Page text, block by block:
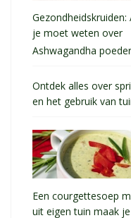
Gezondheidskruiden:
je moet weten over
Ashwagandha poeder
Ontdek alles over
en het gebruik van
Een courgettesoep
uit eigen tuin maak